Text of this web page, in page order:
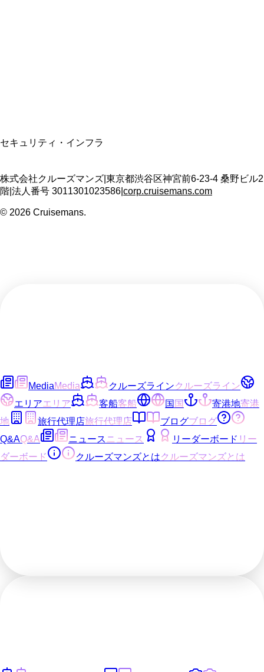
セキュリティ・インフラ
株式会社クルーズマンズ 東京都渋谷区神宮前6-23-4 桑野ビル2
階 法人番号 3011301023586 corp.cruisemans.com
© 2026 Cruisemans.
MediaMedia クルーズラインクルーズライン
エリアエリア 客船客船 国 国 寄港地寄港
地
旅行代理店旅行代理店 ブログブログ
Q&AQ&A ニュースニュース リーダーボード リー
ダーボード
クルーズマンズとはクルーズマンズとは